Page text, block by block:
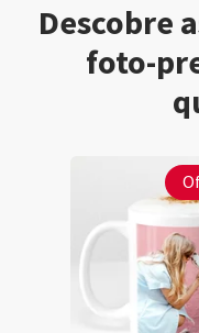
Descobre
foto-